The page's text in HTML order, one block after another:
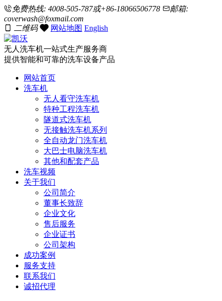
免费热线: 4008-505-787或+86-18066506778
邮箱:
coverwash@foxmail.com
二维码
网站地图 English
无人洗车机一站式生产服务商
提供智能和可靠的洗车设备产品
网站首页
洗车机
无人看守洗车机
特种工程洗车机
隧道式洗车机
无接触洗车机系列
全自动龙门洗车机
大巴士电脑洗车机
其他和配套产品
洗车视频
关于我们
公司简介
董事长致辞
企业文化
售后服务
企业证书
公司架构
成功案例
服务支持
联系我们
诚招代理